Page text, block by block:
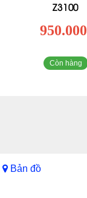
Z3100
950.000
Còn hàng
Bản đồ